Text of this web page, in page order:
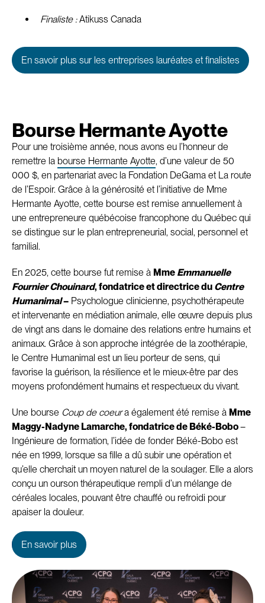
Finaliste :Atikuss Canada
En savoir plus sur les entreprises lauréates et finalistes
Bourse Hermante Ayotte
Pour une troisième année, nous avons eu l’honneur de
remettre la bourse Hermante Ayotte, d’une valeur de 50
000 $, en partenariat avec la Fondation DeGama et La route
de l’Espoir. Grâce à la générosité et l’initiative de Mme
Hermante Ayotte, cette bourse est remise annuellement à
une entrepreneure québécoise francophone du Québec qui
se distingue sur le plan entrepreneurial, social, personnel et
familial.
En 2025, cette bourse fut remise à Mme Emmanuelle
Fournier Chouinard, fondatrice et directrice du Centre
Humanimal– Psychologue clinicienne, psychothérapeute
et intervenante en médiation animale, elle œuvre depuis plus
de vingt ans dans le domaine des relations entre humains et
animaux. Grâce à son approche intégrée de la zoothérapie,
le Centre Humanimal est un lieu porteur de sens, qui
favorise la guérison, la résilience et le mieux-être par des
moyens profondément humains et respectueux du vivant.
Une bourse Coup de coeura également été remise à Mme
Maggy-Nadyne Lamarche, fondatrice de Béké-Bobo–
Ingénieure de formation, l’idée de fonder Béké-Bobo est
née en 1999, lorsque sa fille a dû subir une opération et
qu’elle cherchait un moyen naturel de la soulager. Elle a alors
conçu un ourson thérapeutique rempli d’un mélange de
céréales locales, pouvant être chauffé ou refroidi pour
apaiser la douleur.
En savoir plus